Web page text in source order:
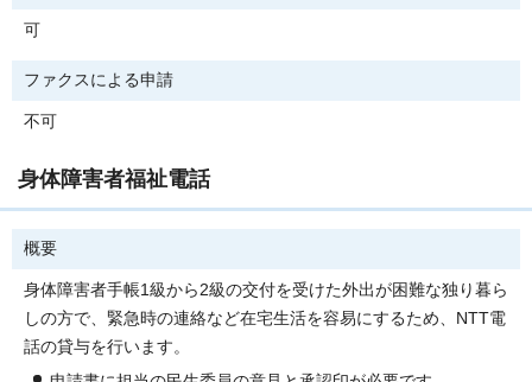
可
ファクスによる申請
不可
身体障害者福祉電話
概要
身体障害者手帳1級から2級の交付を受けた外出が困難な独り暮ら
しの方で、緊急時の連絡など在宅生活を容易にするため、NTT電
話の貸与を行います。